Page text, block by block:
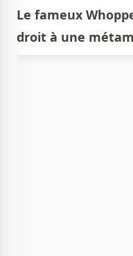
Le fameux
droit à une